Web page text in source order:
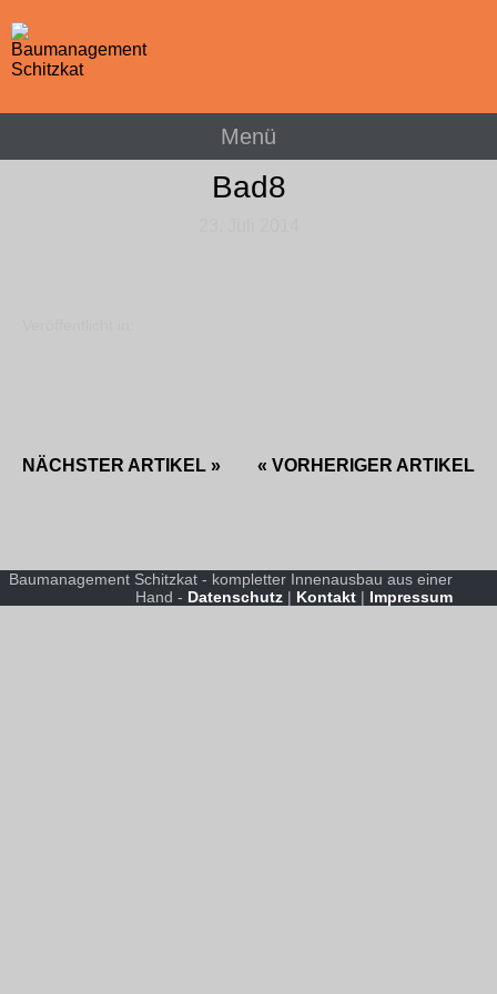
Menü
Bad8
NÄCHSTER ARTIKEL » « VORHERIGER ARTIKEL
Baumanagement Schitzkat - kompletter Innenausbau aus einer
Hand - Datenschutz | Kontakt | Impressum